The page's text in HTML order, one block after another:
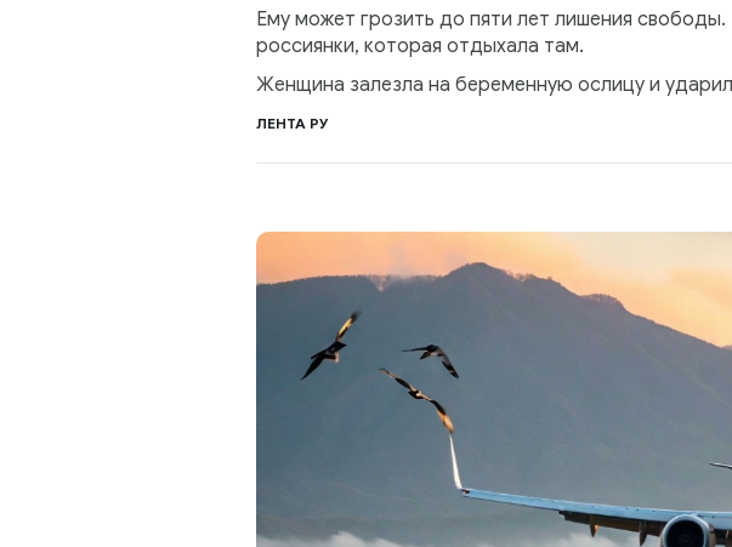
Ему может грозить до пяти лет лишения
россиянки, которая отдыхала там.
Женщина залезла на беременную ослицу и
ЛЕНТА РУ